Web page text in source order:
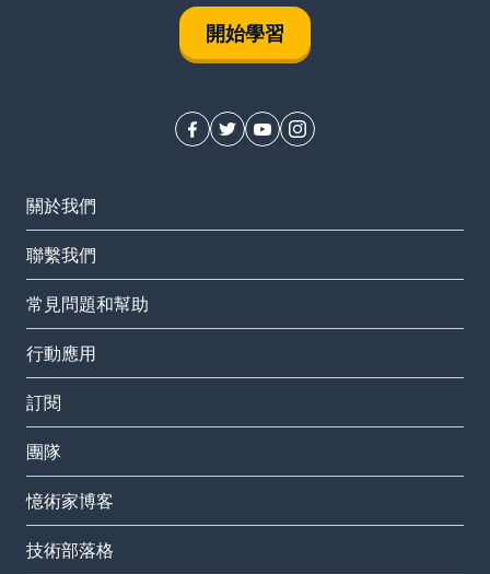
開始學習
關於我們
聯繫我們
常見問題和幫助
行動應用
訂閱
團隊
憶術家博客
技術部落格